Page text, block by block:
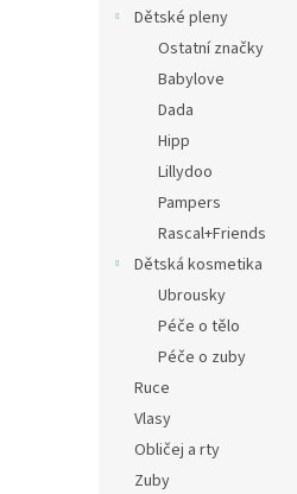
Dětské pleny
Ostatní značky
Babylove
Dada
Hipp
Lillydoo
Pampers
Rascal+Friends
Dětská kosmetika
Ubrousky
Péče o tělo
Péče o zuby
Ruce
Vlasy
Obličej a rty
Zuby